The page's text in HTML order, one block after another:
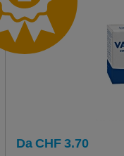
Da CHF 3.70